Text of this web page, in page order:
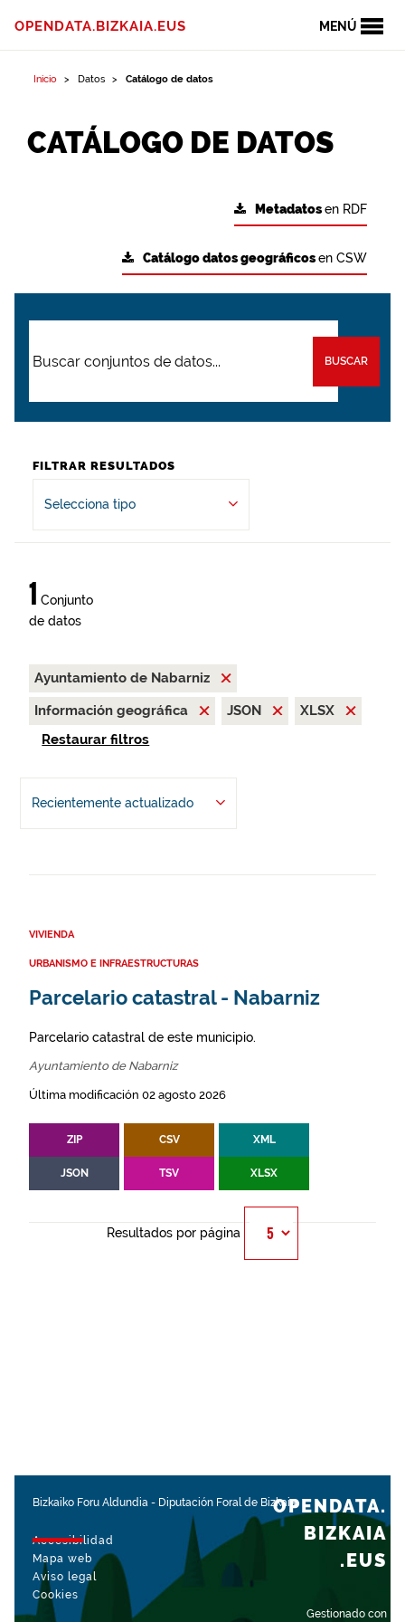
MENÚ
OPENDATA.BIZKAIA.EUS
Inicio Datos Catálogo de datos
CATÁLOGO DE DATOS
Metadatosen RDF
Catálogo datos geográficosen CSW
BUSCAR
FILTRAR RESULTADOS
Selecciona tipo
1 Conjunto
de datos
Ayuntamiento de Nabarniz
Información geográfica
JSON
XLSX
Restaurar filtros
Recientemente actualizado
VIVIENDA
URBANISMO E INFRAESTRUCTURAS
Parcelario catastral - Nabarniz
Parcelario catastral de este municipio.
Ayuntamiento de Nabarniz
Última modificación 02 agosto 2026
ZIP CSV XML
JSON TSV XLSX
Resultados por página
Bizkaiko Foru Aldundia - Diputación Foral de Bizkaia
Accesibilidad
Mapa web
Aviso legal
Cookies
Gestionado con
OPENDATA.
BIZKAIA
.EUS